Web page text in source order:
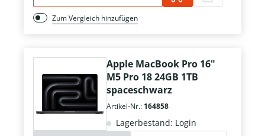
Zum Vergleich hinzufügen
Apple MacBook Pro 16"
M5 Pro 18 24GB 1TB
spaceschwarz
Artikel-Nr.: 164858
Lagerbestand: Login